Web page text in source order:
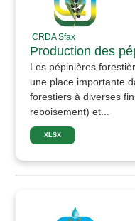
CRDA Sfax
Production des
Les pépinières
une place importante
forestiers à diverses
reboisement) et...
XLSX